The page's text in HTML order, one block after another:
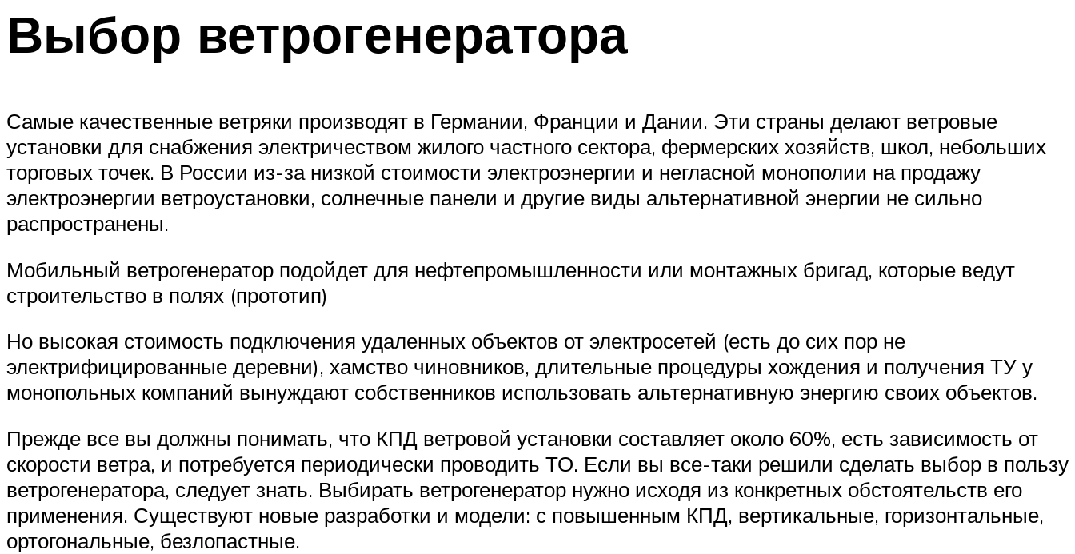
Выбор ветрогенератора
Самые качественные ветряки производят в Германии, Франции и Дании. Эти страны делают ветровые
установки для снабжения электричеством жилого частного сектора, фермерских хозяйств, школ, небольших
торговых точек. В России из-за низкой стоимости электроэнергии и негласной монополии на продажу
электроэнергии ветроустановки, солнечные панели и другие виды альтернативной энергии не сильно
распространены.
Мобильный ветрогенератор подойдет для нефтепромышленности или монтажных бригад, которые ведут
строительство в полях (прототип)
Но высокая стоимость подключения удаленных объектов от электросетей (есть до сих пор не
электрифицированные деревни), хамство чиновников, длительные процедуры хождения и получения ТУ у
монопольных компаний вынуждают собственников использовать альтернативную энергию своих объектов.
Прежде все вы должны понимать, что КПД ветровой установки составляет около 60%, есть зависимость от
скорости ветра, и потребуется периодически проводить ТО. Если вы все-таки решили сделать выбор в пользу
ветрогенератора, следует знать. Выбирать ветрогенератор нужно исходя из конкретных обстоятельств его
применения. Существуют новые разработки и модели: с повышенным КПД, вертикальные, горизонтальные,
ортогональные, безлопастные.